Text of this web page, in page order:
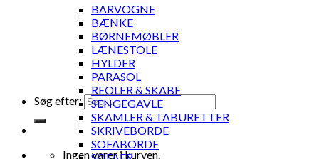
Søg efter:
Ingen varer i kurven.
BARVOGNE
BÆNKE
BØRNEMØBLER
LÆNESTOLE
HYLDER
PARASOL
REOLER & SKABE
SENGEGAVLE
SKAMLER & TABURETTER
SKRIVEBORDE
SOFABORDE